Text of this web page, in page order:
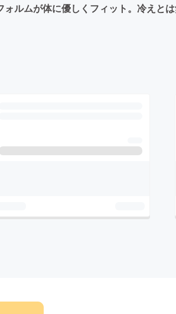
ルムが体に優しくフィット。冷えと